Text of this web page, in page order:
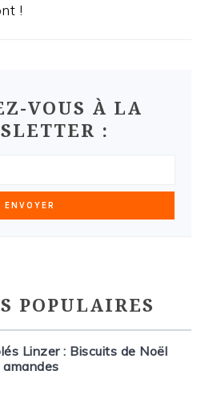
!
VOUS À LA
:
POPULAIRES
Linzer : Biscuits de Noël
amandes